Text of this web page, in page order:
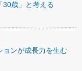
歳」と考える
ンが成長力を生む